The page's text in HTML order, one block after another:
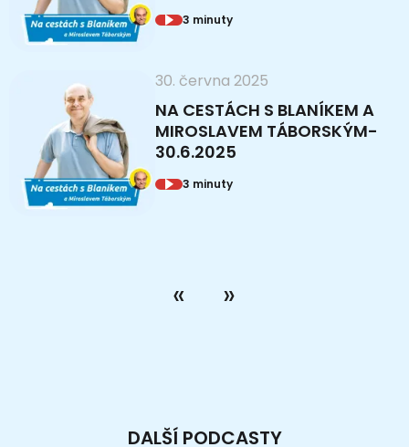
3 minuty
30. června 2025
NA CESTÁCH S BLANÍKEM A
MIROSLAVEM TÁBORSKÝM-
30.6.2025
3 minuty
DALŠÍ PODCASTY